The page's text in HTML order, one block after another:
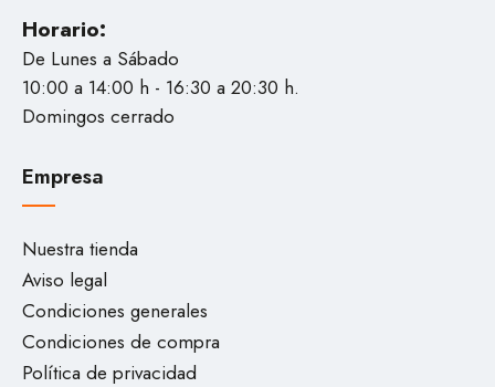
Horario:
De Lunes a Sábado
10:00 a 14:00 h - 16:30 a 20:30 h.
Domingos cerrado
Empresa
Nuestra tienda
Aviso legal
Condiciones generales
Condiciones de compra
Política de privacidad